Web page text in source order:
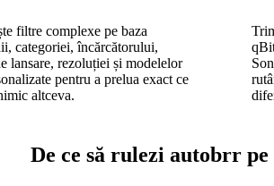
filtre complexe pe baza
categoriei, încărcătorului,
lansare, rezoluției și modelelor
pentru a prelua exact ce
altceva.
De ce să rulezi autobrr